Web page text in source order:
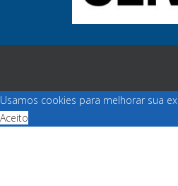
Usamos cookies para melhorar sua
Aceito